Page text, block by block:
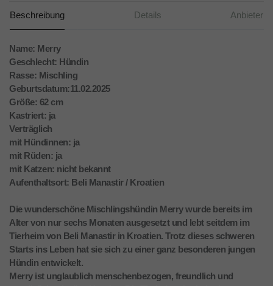
Beschreibung Details Anbieter
Name: Merry
Geschlecht: Hündin
Rasse: Mischling
Geburtsdatum:11.02.2025
Größe: 62 cm
Kastriert: ja
Verträglich
mit Hündinnen: ja
mit Rüden: ja
mit Katzen: nicht bekannt
Aufenthaltsort: Beli Manastir / Kroatien
Die wunderschöne Mischlingshündin Merry wurde bereits im
Alter von nur sechs Monaten ausgesetzt und lebt seitdem im
Tierheim von Beli Manastir in Kroatien. Trotz dieses schweren
Starts ins Leben hat sie sich zu einer ganz besonderen jungen
Hündin entwickelt.
Merry ist unglaublich menschenbezogen, freundlich und